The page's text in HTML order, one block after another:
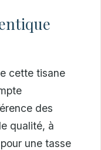
cette tisane
des
qualité, à
une tasse